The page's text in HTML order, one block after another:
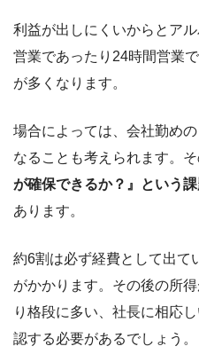
利益が出しにくいからとア
営業であったり24時間営業
が多くなります。
場合によっては、会社勤め
なることも考えられます。そ
が確保できるか？』という課
あります。
約6割は必ず経費として出て
がかかります。その後の所
り格段に多い、社長に相応
認する必要があるでしょう。